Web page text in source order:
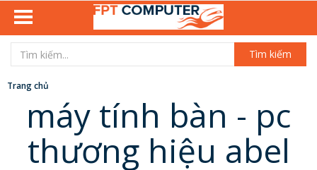
Tìm kiếm
Trang chủ
máy tính bàn - pc
thương hiệu abel